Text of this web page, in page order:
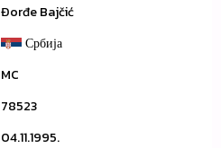
Đorđe Bajčić
Србија
MC
78523
04.11.1995.